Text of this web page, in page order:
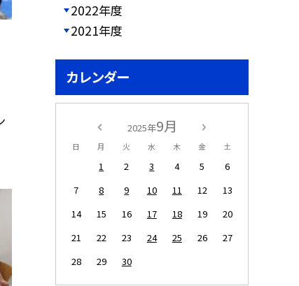
2022年度
2021年度
カレンダー
2025年9月
日 月 火 水 木 金 土
1 2 3 4 5
6
7
8 9 10 11 12
13
14
15 16 17 18 19
20
21
22 23 24 25 26
27
28
29 30